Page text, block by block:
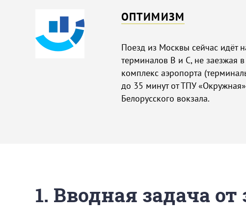
ОПТИМИЗМ
Поезд из Москвы сейчас идёт
терминалов В и С, не заезжая
комплекс аэропорта
до 35 минут от ТПУ
Белорусского вокзала.
1. Вводная задача